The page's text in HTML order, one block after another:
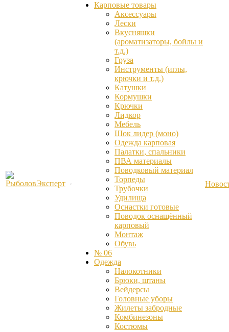
Карповые товары
Аксессуары
Лески
Вкусняшки
(ароматизаторы, бойлы и
т.д.)
Груза
Инструменты (иглы,
крючки и т.д.)
Катушки
Кормушки
Крючки
Лидкор
Мебель
Шок лидер (моно)
Одежда карповая
Палатки, спальники
ПВА материалы
Поводковый материал
Торпеды
Трубочки
Удилища
Оснастки готовые
Поводок оснащённый
карповый
Монтаж
Обувь
№ 06
Одежда
Налокотники
Брюки, штаны
Вейдерсы
Головные уборы
Жилеты забродные
Комбинезоны
Костюмы